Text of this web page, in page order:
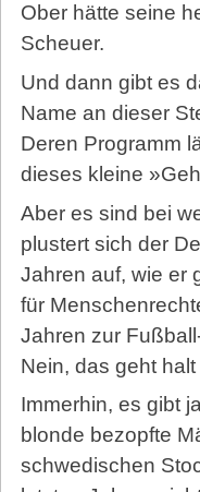
Ober hätte seine
Scheuer.
Und dann gibt es
Name an dieser
Deren Programm
dieses kleine
Aber es sind bei
plustert sich der
Jahren auf, wie er
für
Jahren zur
Nein, das geht halt
Immerhin, es gibt
blonde bezopfte
schwedischen